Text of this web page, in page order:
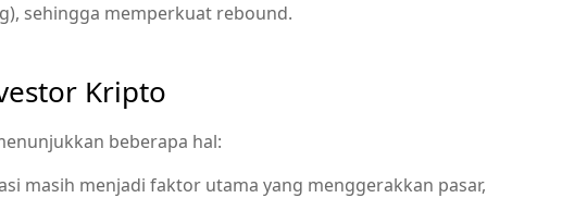
sehingga memperkuat rebound.
Kripto
beberapa hal:
masih menjadi faktor utama yang menggerakkan pasar,